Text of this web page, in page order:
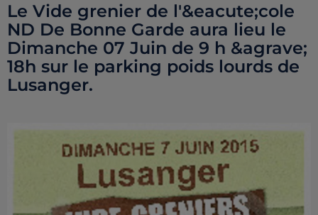
Le Vide grenier de l'&eacute;cole
ND De Bonne Garde aura lieu le
Dimanche 07 Juin de 9 h &agrave;
18h sur le parking poids lourds de
Lusanger.